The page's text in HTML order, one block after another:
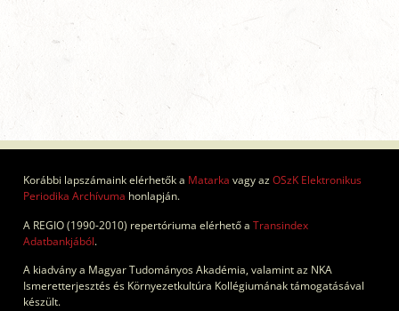
Korábbi lapszámaink elérhetők a Matarka vagy azOSzK Elektronikus
Periodika Archívuma honlapján.
A REGIO (1990-2010) repertóriuma elérhető a Transindex
Adatbankjából.
A kiadvány a Magyar Tudományos Akadémia, valamint az NKA
Ismeretterjesztés és Környezetkultúra Kollégiumának támogatásával
készült.